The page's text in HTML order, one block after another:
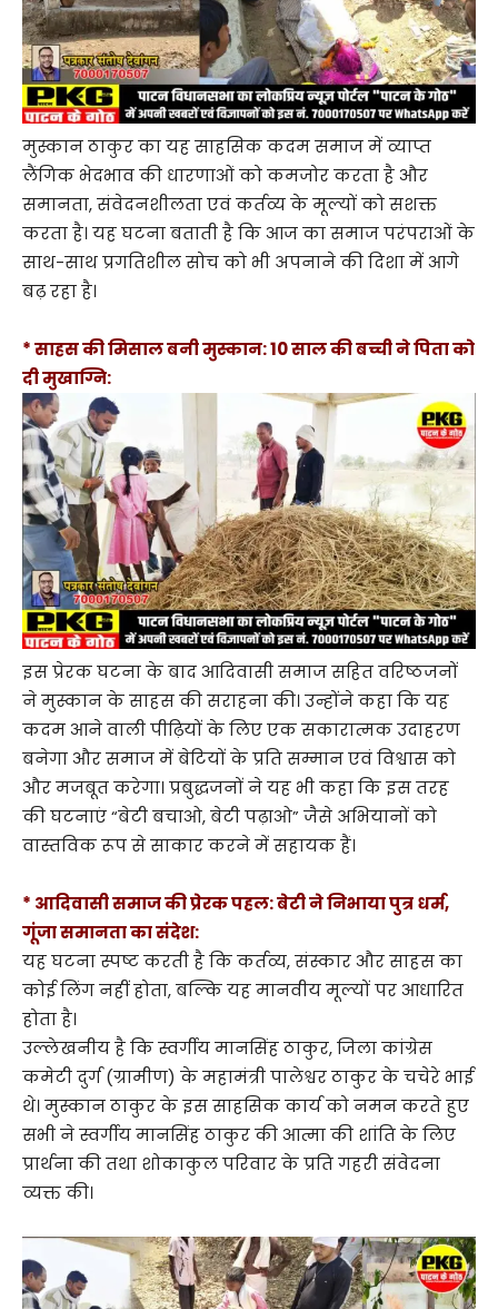
मुस्कान ठाकुर का यह साहसिक कदम समाज में व्याप्त
लैंगिक भेदभाव की धारणाओं को कमजोर करता है और
समानता, संवेदनशीलता एवं कर्तव्य के मूल्यों को सशक्त
करता है। यह घटना बताती है कि आज का समाज परंपराओं के
साथ-साथ प्रगतिशील सोच को भी अपनाने की दिशा में आगे
बढ़ रहा है।
* साहस की मिसाल बनी मुस्कान: 10 साल की बच्ची ने पिता को
दी मुखाग्नि:
इस प्रेरक घटना के बाद आदिवासी समाज सहित वरिष्ठजनों
ने मुस्कान के साहस की सराहना की। उन्होंने कहा कि यह
कदम आने वाली पीढ़ियों के लिए एक सकारात्मक उदाहरण
बनेगा और समाज में बेटियों के प्रति सम्मान एवं विश्वास को
और मजबूत करेगा। प्रबुद्धजनों ने यह भी कहा कि इस तरह
की घटनाएं “बेटी बचाओ, बेटी पढ़ाओ” जैसे अभियानों को
वास्तविक रूप से साकार करने में सहायक हैं।
* आदिवासी समाज की प्रेरक पहल: बेटी ने निभाया पुत्र धर्म,
गूंजा समानता का संदेश:
यह घटना स्पष्ट करती है कि कर्तव्य, संस्कार और साहस का
कोई लिंग नहीं होता, बल्कि यह मानवीय मूल्यों पर आधारित
होता है।
उल्लेखनीय है कि स्वर्गीय मानसिंह ठाकुर, जिला कांग्रेस
कमेटी दुर्ग (ग्रामीण) के महामंत्री पालेश्वर ठाकुर के चचेरे भाई
थे। मुस्कान ठाकुर के इस साहसिक कार्य को नमन करते हुए
सभी ने स्वर्गीय मानसिंह ठाकुर की आत्मा की शांति के लिए
प्रार्थना की तथा शोकाकुल परिवार के प्रति गहरी संवेदना
व्यक्त की।